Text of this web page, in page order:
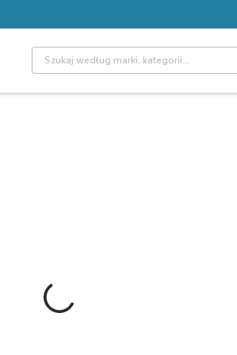
Site Search